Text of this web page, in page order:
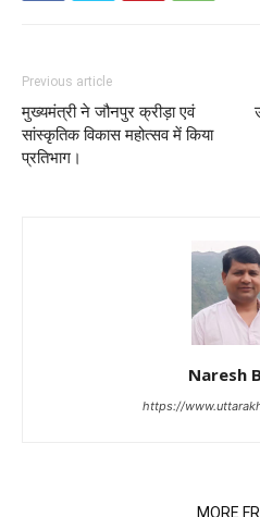
Previous article
मुख्यमंत्री ने जौनपुर क्रीड़ा एवं
सांस्कृतिक विकास महोत्सव में किया
प्रतिभाग।
Naresh
https://
MORE